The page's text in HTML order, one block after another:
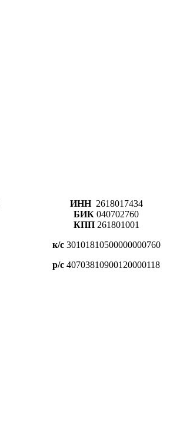
ИНН 2618017434
БИК 040702760
КПП261801001
к/с30101810500000000760
р/с 40703810900120000118